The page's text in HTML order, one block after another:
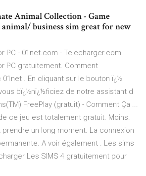
Animal Collection - Game
animal/ business sim great for new
PC - 01net.com - Telecharger.com
PC gratuitement. Comment
. En cliquant sur le bouton ï¿½
bï¿½nï¿½ficiez de notre assistant d
FreePlay (gratuit) - Comment Ça ...
ce jeu est totalement gratuit. Moins.
un long moment. La connexion
A voir également . Les sims
Les SIMS 4 gratuitement pour